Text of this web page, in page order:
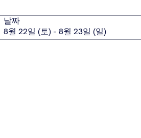
날짜